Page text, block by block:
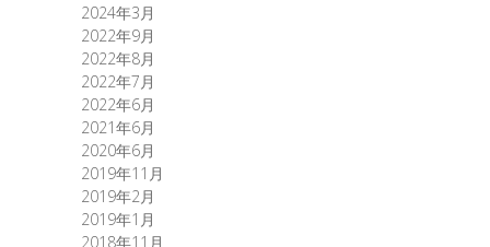
2024年3月
2022年9月
2022年8月
2022年7月
2022年6月
2021年6月
2020年6月
2019年11月
2019年2月
2019年1月
2018年11月